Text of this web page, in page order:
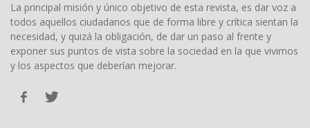
La principal misión y único objetivo de esta revista, es dar voz a
todos aquellos ciudadanos que de forma libre y crítica sientan la
necesidad, y quizá la obligación, de dar un paso al frente y
exponer sus puntos de vista sobre la sociedad en la que vivimos
y los aspectos que deberían mejorar.